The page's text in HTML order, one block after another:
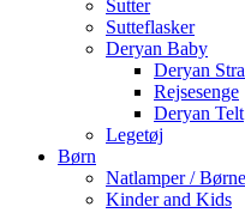
Sutter
Sutteflasker
Deryan Baby
Deryan
Rejsesenge
Deryan Telt
Legetøj
Børn
Natlamper /
Kinder and Kids